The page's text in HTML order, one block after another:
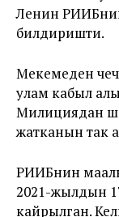
Ленин
билдиришти.
Мекемеден
улам кабыл
Милициядан
жатканын так
РИИБнин
2021-жылдын
кайрылган.